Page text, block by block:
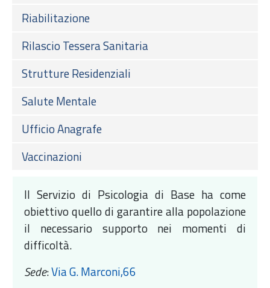
Riabilitazione
Rilascio Tessera Sanitaria
Strutture Residenziali
Salute Mentale
Ufficio Anagrafe
Vaccinazioni
Il Servizio di Psicologia di Base ha come
obiettivo quello di garantire alla popolazione
il necessario supporto nei momenti di
difficoltà.
Sede:Via G. Marconi,66